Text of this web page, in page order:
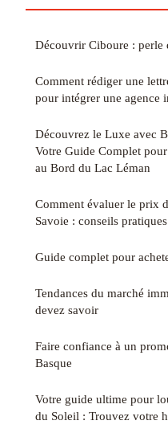
Découvrir Ciboure : perle
Comment rédiger une
pour intégrer une agence
Découvrez le Luxe avec
Votre Guide Complet
au Bord du Lac Léman
Comment évaluer le prix
Savoie : conseils pratiques
Guide complet pour
Tendances du marché
devez savoir
Faire confiance à un
Basque
Votre guide ultime pour
du Soleil : Trouvez votre